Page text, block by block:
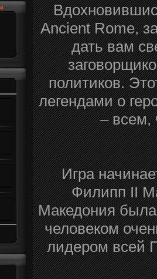
Ancient Rome,
дать вам
политиков.
легендами о
– всем,
Игра
Филипп II
Македония
человеком
лидером всей